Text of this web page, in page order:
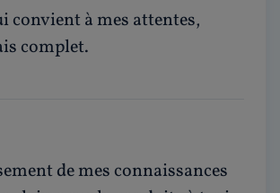
convient à mes attentes,
complet.
de mes connaissances